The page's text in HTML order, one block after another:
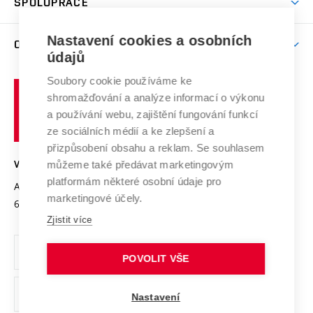
Celoživotní vzdělávání
E-přihláška
Závěrečné práce
Doktorské studium
Studium bez bariér
Podpora podnikání
Mezinárodní vědecká rada
Systém zajišťování kvality výzkumu
Výzkumné infrastruktury
Transfer znalostí
Open Science
Projekty
Projekty ze strukturálních fondů
Specifický výzkum
Zahraniční spolupráce
Spolupráce se školami
Služby univerzity
Mezinárodní dohody
Univerzitní sítě
O UNIVERZITĚ
Profil univerzity
Udržitelná univerzita
Podnikavá univerzita / ContriBUTe
Bezpečná univerzita
Vyznamenání
Organizační struktura
Ochrana osobních údajů
odkaz)
učení
technické
VYSOKÉ UČENÍ TECHNICKÉ V BRNĚ
Antonínská 548/1
602 00 Brno
www.vut.cz
vut@vutbr.cz
Nastavení cookies a osobních
údajů
Soubory cookie používáme ke
shromažďování a analýze informací o výkonu
a používání webu, zajištění fungování funkcí
ze sociálních médií a ke zlepšení a
přizpůsobení obsahu a reklam. Se souhlasem
můžeme také předávat marketingovým
platformám některé osobní údaje pro
marketingové účely.
Zjistit více
POVOLIT VŠE
Nastavení